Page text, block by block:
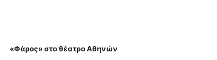
«Φάρος» στο θέατρο Αθηνών